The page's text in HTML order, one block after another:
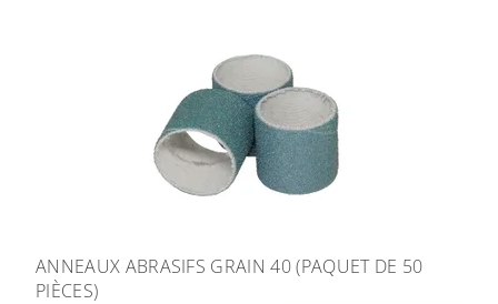
ANNEAUX ABRASIFS GRAIN 40 (PAQUET DE 50
PIÈCES)